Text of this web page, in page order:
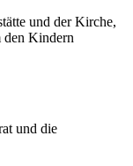
und der Kirche,
den Kindern
und die